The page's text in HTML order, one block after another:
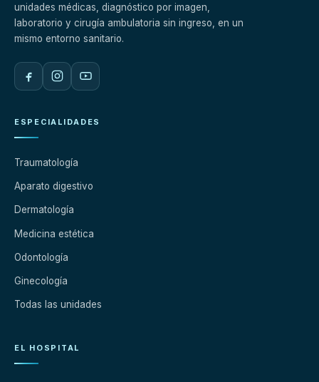
unidades médicas, diagnóstico por imagen,
laboratorio y cirugía ambulatoria sin ingreso, en un
mismo entorno sanitario.
ESPECIALIDADES
Traumatología
Aparato digestivo
Dermatología
Medicina estética
Odontología
Ginecología
Todas las unidades
EL HOSPITAL